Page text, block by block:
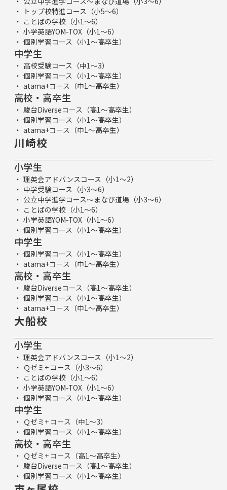
トップ校特進コース（小5～6）
ことばの学校（小1～6）
小学英語YOM-TOX（小1～6）
個別学習コース（小1～高卒生）
中学生
高校受験コース（中1～3）
個別学習コース（小1～高卒生）
atama+コース（中1～高卒生）
高校・高卒生
駿台Diverseコース（高1～高卒生）
個別学習コース（小1～高卒生）
atama+コース（中1～高卒生）
川崎校
小学生
理英会アドバンスコース（小1～2）
中学受験コース（小3～6）
公立中学進学コース～まなび道場（小3～6）
ことばの学校（小1～6）
小学英語YOM-TOX（小1～6）
個別学習コース（小1～高卒生）
中学生
個別学習コース（小1～高卒生）
atama+コース（中1～高卒生）
高校・高卒生
駿台Diverseコース（高1～高卒生）
個別学習コース（小1～高卒生）
atama+コース（中1～高卒生）
大船校
小学生
理英会アドバンスコース（小1～2）
Ｑゼミ+ コース（小3～6）
ことばの学校（小1～6）
小学英語YOM-TOX（小1～6）
個別学習コース（小1～高卒生）
中学生
Ｑゼミ+ コース（中1～3）
個別学習コース（小1～高卒生）
高校・高卒生
Ｑゼミ+ コース（高1～高卒生）
駿台Diverseコース（高1～高卒生）
個別学習コース（小1～高卒生）